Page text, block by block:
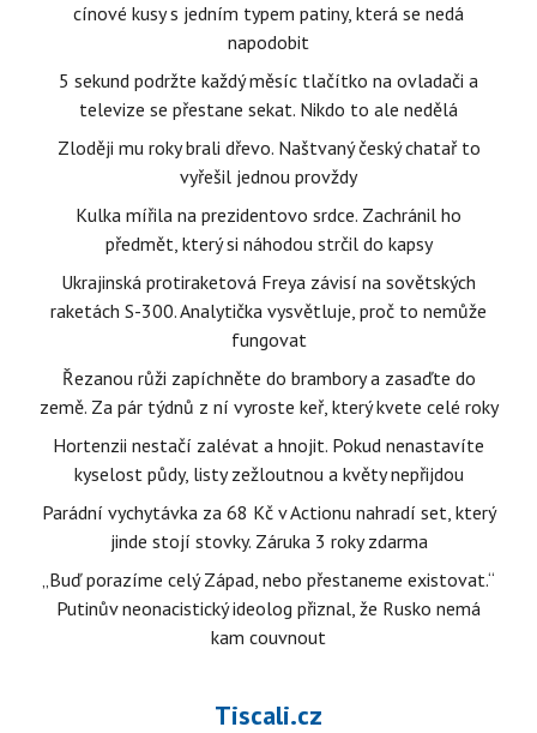
cínové kusy s jedním typem patiny, která se nedá
napodobit
5 sekund podržte každý měsíc tlačítko na ovladači a
televize se přestane sekat. Nikdo to ale nedělá
Zloději mu roky brali dřevo. Naštvaný český chatař to
vyřešil jednou provždy
Kulka mířila na prezidentovo srdce. Zachránil ho
předmět, který si náhodou strčil do kapsy
Ukrajinská protiraketová Freya závisí na sovětských
raketách S-300. Analytička vysvětluje, proč to nemůže
fungovat
Řezanou růži zapíchněte do brambory a zasaďte do
země. Za pár týdnů z ní vyroste keř, který kvete celé roky
Hortenzii nestačí zalévat a hnojit. Pokud nenastavíte
kyselost půdy, listy zežloutnou a květy nepřijdou
Parádní vychytávka za 68 Kč v Actionu nahradí set, který
jinde stojí stovky. Záruka 3 roky zdarma
„Buď porazíme celý Západ, nebo přestaneme existovat.“
Putinův neonacistický ideolog přiznal, že Rusko nemá
kam couvnout
Tiscali.cz